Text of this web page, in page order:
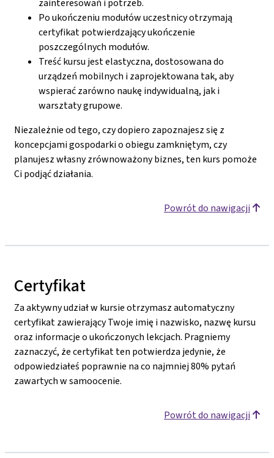
Po ukończeniu modułów uczestnicy otrzymają
certyfikat potwierdzający ukończenie
poszczególnych modułów.
Treść kursu jest elastyczna, dostosowana do
urządzeń mobilnych i zaprojektowana tak, aby
wspierać zarówno naukę indywidualną, jak i
warsztaty grupowe.
Niezależnie od tego, czy dopiero zapoznajesz się z
koncepcjami gospodarki o obiegu zamkniętym, czy
planujesz własny zrównoważony biznes, ten kurs pomoże
Ci podjąć działania.
Powrót do nawigacji
Certyfikat
Za aktywny udział w kursie otrzymasz automatyczny
certyfikat zawierający Twoje imię i nazwisko, nazwę kursu
oraz informacje o ukończonych lekcjach. Pragniemy
zaznaczyć, że certyfikat ten potwierdza jedynie, że
odpowiedziałeś poprawnie na co najmniej 80% pytań
zawartych w samoocenie.
Powrót do nawigacji